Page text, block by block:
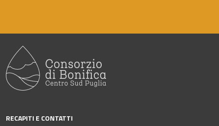
RECAPITI E CONTATTI